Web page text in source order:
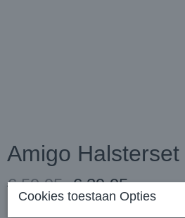
Amigo Halsterset
€ 59,95 € 39,95
Cookies toestaan Opties